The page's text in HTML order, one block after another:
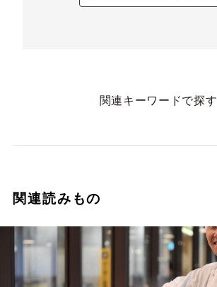
関連キーワードで探す
関連読みもの